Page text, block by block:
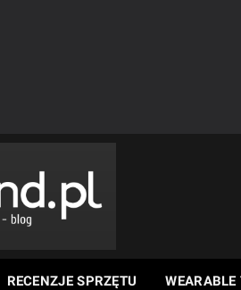
RECENZJE SPRZĘTU WEARABLE